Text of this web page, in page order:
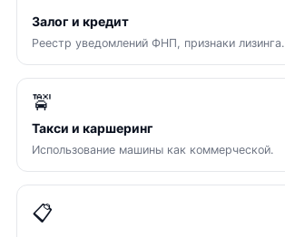
Залог и кредит
Реестр уведомлений ФНП, признаки лизинга.
🚖
Такси и каршеринг
Использование машины как коммерческой.
📋